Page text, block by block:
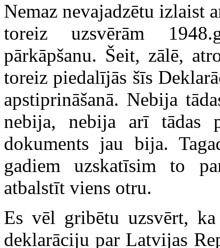
Nemaz nevajadzētu izlaist
toreiz uzsvērām
pārkāpšanu. Šeit, zālē,
toreiz piedalījās šīs
apstiprināšanā. Nebija
nebija, nebija arī tādas
dokuments jau bija.
gadiem uzskatīsim to
atbalstīt viens otru.
Es vēl gribētu uzsvērt,
deklarāciju par Latvijas